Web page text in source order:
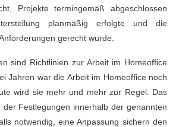
Projekte termingemäß abgeschlossen
planmäßig erfolgte und die
gerecht wurde.
sind Richtlinien zur Arbeit im Homeoffice
Jahren war die Arbeit im Homeoffice noch
wird sie mehr und mehr zur Regel. Das
Festlegungen innerhalb der genannten
notwendig, eine Anpassung sichern den